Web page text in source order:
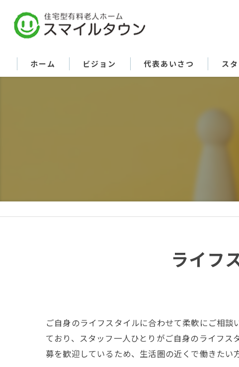
ホーム ビジョン 代表あいさつ ス
ライフ
ご自身のライフスタイルに合わせて柔軟にご相
ており、スタッフ一人ひとりがご自身のライフ
募を歓迎しているため、生活圏の近くで働きたい